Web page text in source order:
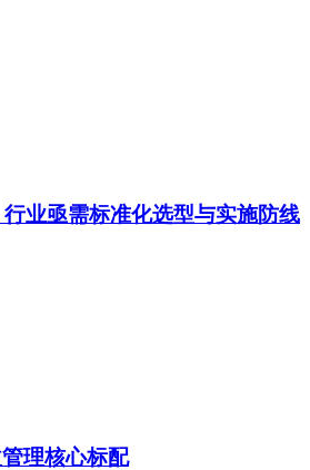
业亟需标准化选型与实施防线
理核心标配